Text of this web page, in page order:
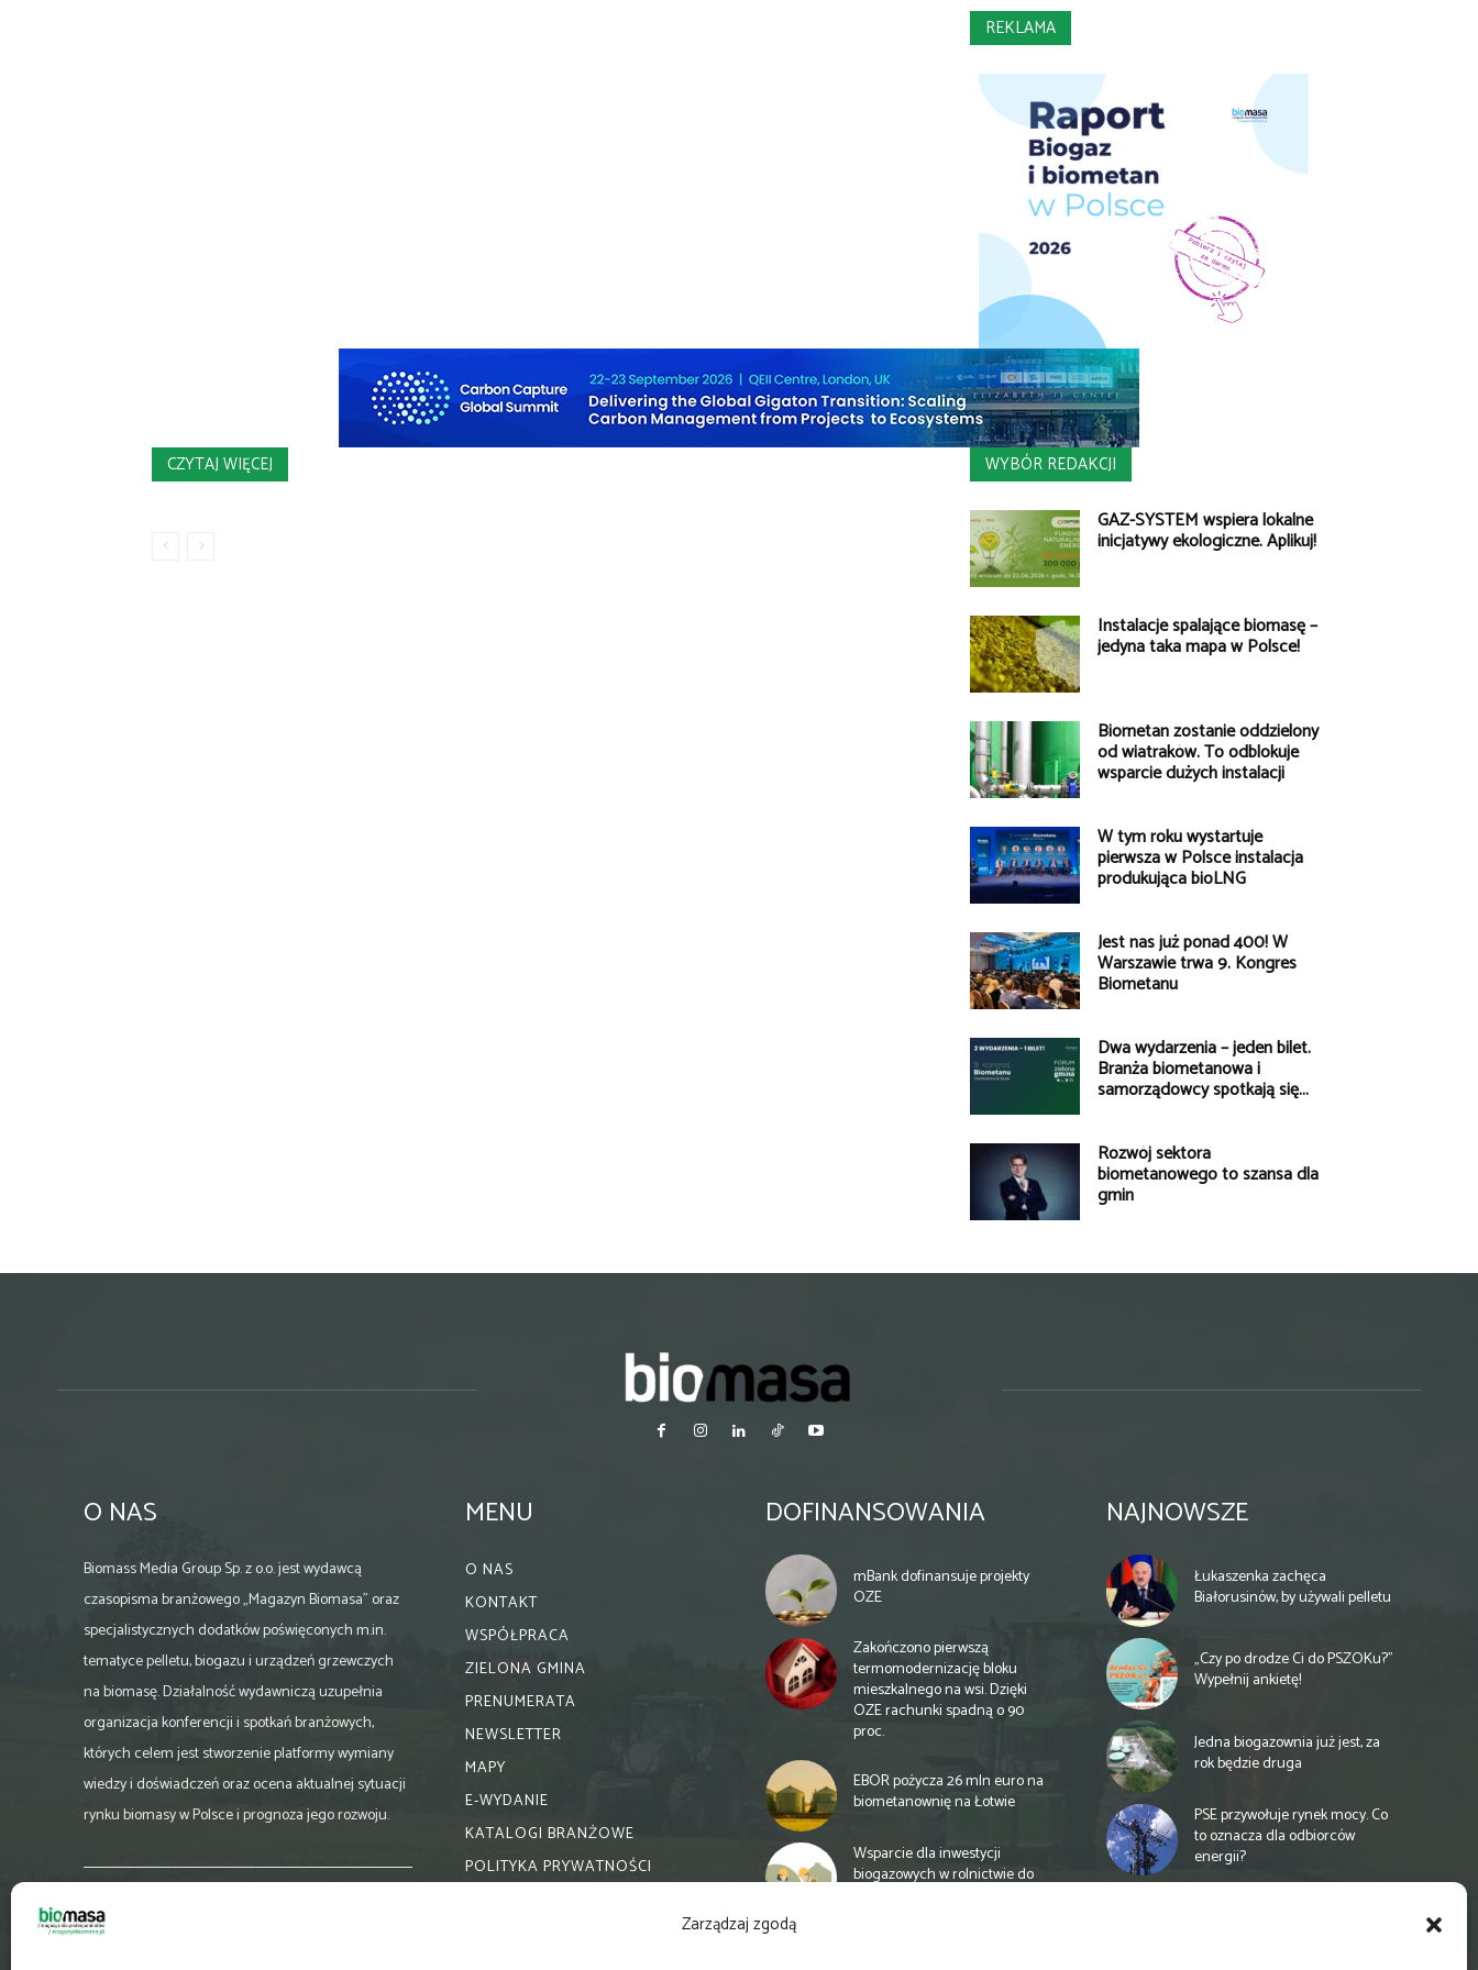
Zarządzaj zgodą
REKLAMA
CZYTAJ WIĘCEJ WYBÓR REDAKCJI
GAZ-SYSTEM wspiera lokalne
inicjatywy ekologiczne. Aplikuj!
Instalacje spalające biomasę –
jedyna taka mapa w Polsce!
Biometan zostanie oddzielony
od wiatraków. To odblokuje
wsparcie dużych instalacji
W tym roku wystartuje
pierwsza w Polsce instalacja
produkująca bioLNG
Jest nas już ponad 400! W
Warszawie trwa 9. Kongres
Biometanu
Dwa wydarzenia – jeden bilet.
Branża biometanowa i
samorządowcy spotkają się...
Rozwój sektora
biometanowego to szansa dla
gmin
O NAS
Biomass Media Group Sp. z o.o. jest wydawcą
czasopisma branżowego „Magazyn Biomasa” oraz
specjalistycznych dodatków poświęconych m.in.
tematyce pelletu, biogazu i urządzeń grzewczych
na biomasę. Działalność wydawniczą uzupełnia
organizacja konferencji i spotkań branżowych,
których celem jest stworzenie platformy wymiany
wiedzy i doświadczeń oraz ocena aktualnej sytuacji
rynku biomasy w Polsce i prognoza jego rozwoju.
biuro@magazynbiomasa.pl
MENU
O NAS
KONTAKT
WSPÓŁPRACA
ZIELONA GMINA
PRENUMERATA
NEWSLETTER
MAPY
E-WYDANIE
KATALOGI BRANŻOWE
POLITYKA PRYWATNOŚCI
DOFINANSOWANIA
mBank dofinansuje projekty
OZE
Zakończono pierwszą
termomodernizację bloku
mieszkalnego na wsi. Dzięki
OZE rachunki spadną o 90
proc.
EBOR pożycza 26 mln euro na
biometanownię na Łotwie
Wsparcie dla inwestycji
biogazowych w rolnictwie do
NAJNOWSZE
Łukaszenka zachęca
Białorusinów, by używali pelletu
„Czy po drodze Ci do PSZOKu?”
Wypełnij ankietę!
Jedna biogazownia już jest, za
rok będzie druga
PSE przywołuje rynek mocy. Co
to oznacza dla odbiorców
energii?